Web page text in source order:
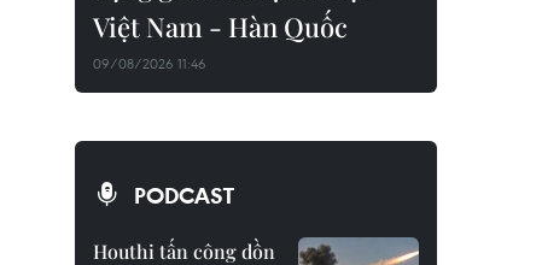
Việt Nam - Hàn Quốc
09/08/2026 11:46
PODCAST
Houthi tấn công dồn